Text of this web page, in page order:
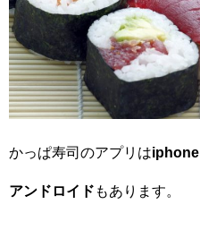
かっぱ寿司のアプリはiphone
アンドロイド もあります。